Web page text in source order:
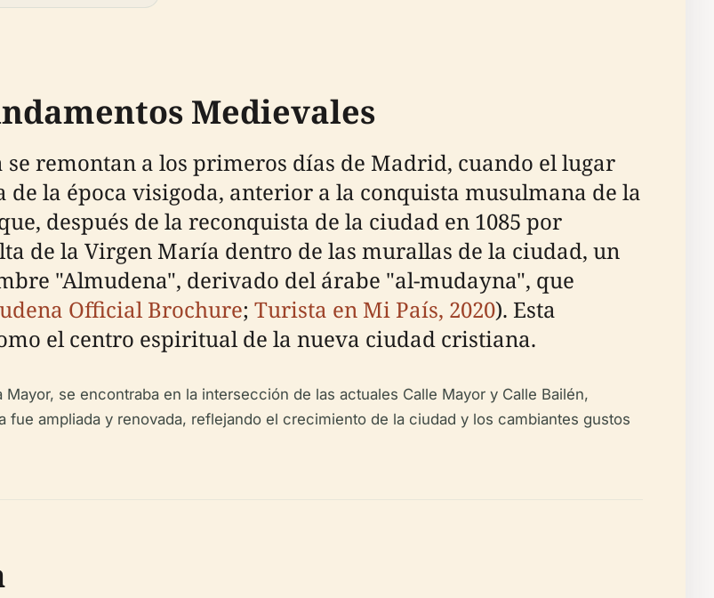
Medievales
remontan a los primeros días de Madrid, cuando el lugar
la época visigoda, anterior a la conquista musulmana de la
después de la reconquista de la ciudad en 1085 por
de la Virgen María dentro de las murallas de la ciudad, un
"Almudena", derivado del árabe "al-mudayna", que
Official Brochure; Turista en Mi País, 2020). Esta
el centro espiritual de la nueva ciudad cristiana.
se encontraba en la intersección de las actuales Calle Mayor y Calle Bailén,
fue ampliada y renovada, reflejando el crecimiento de la ciudad y los cambiantes gustos